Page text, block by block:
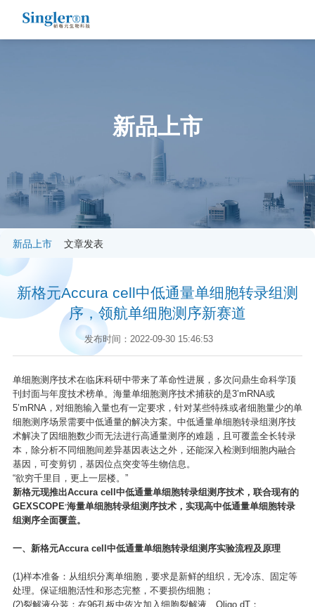
新品上市
新品上市 文章发表
新格元Accura cell中低通量单细胞转录组测
序，领航单细胞测序新赛道
发布时间：2022-09-30 15:46:53
单细胞测序技术在临床科研中带来了革命性进展，多次问鼎生命科学顶
刊封面与年度技术榜单。海量单细胞测序技术捕获的是3’mRNA或
5’mRNA，对细胞输入量也有一定要求，针对某些特殊或者细胞量少的单
细胞测序场景需要中低通量的解决方案。中低通量单细胞转录组测序技
术解决了因细胞数少而无法进行高通量测序的难题，且可覆盖全长转录
本，除分析不同细胞间差异基因表达之外，还能深入检测到细胞内融合
基因，可变剪切，基因位点突变等生物信息。
“欲穷千里目，更上一层楼。”
新格元现推出Accura cell中低通量单细胞转录组测序技术，联合现有的
GEXSCOPE ® 海量单细胞转录组测序技术，实现高中低通量单细胞转录
组测序全面覆盖。
一、新格元Accura cell中低通量单细胞转录组测序实验流程及原理
(1)样本准备：从组织分离单细胞，要求是新鲜的组织，无冷冻、固定等
处理。保证细胞活性和形态完整，不要损伤细胞；
(2)裂解液分装：在96孔板中依次加入细胞裂解液、Oligo dT；